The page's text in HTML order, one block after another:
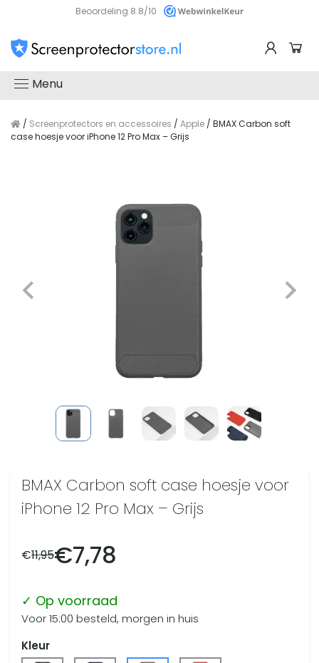
Beoordeling 8.8/10
Menu
/ Screenprotectors en accessoires / Apple / BMAX Carbon soft
case hoesje voor iPhone 12 Pro Max – Grijs
BMAX Carbon soft case hoesje voor
iPhone 12 Pro Max – Grijs
€11,95€7,78
✓ Op voorraad
Voor 15:00 besteld, morgen in huis
Kleur